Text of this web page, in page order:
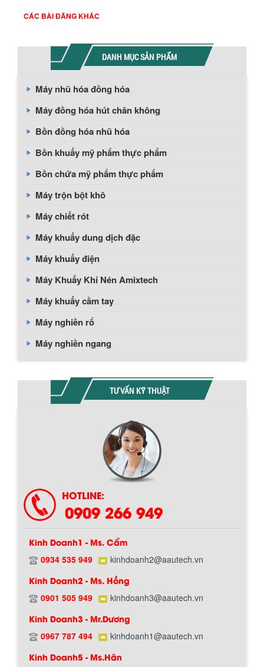
CÁC BÀI ĐĂNG KHÁC
DANH MỤC SẢN PHẨM
Máy nhũ hóa đồng hóa
Máy đồng hóa hút chân không
Bồn đồng hóa nhũ hóa
Bồn khuấy mỹ phẩm thực phẩm
Bồn chứa mỹ phẩm thực phẩm
Máy trộn bột khô
Máy chiết rót
Máy khuấy dung dịch đặc
Máy khuấy điện
Máy Khuấy Khí Nén Amixtech
Máy khuấy cầm tay
Máy nghiền rổ
Máy nghiền ngang
TƯ VẤN KỸ THUẬT
HOTLINE:
0909 266 949
Kinh Doanh1 - Ms. Cẩm
0934 535 949 kinhdoanh2@aautech.vn
Kinh Doanh2 - Ms. Hồng
0901 505 949 kinhdoanh3@aautech.vn
Kinh Doanh3 - Mr.Dương
0967 787 494 kinhdoanh1@aautech.vn
Kinh Doanh5 - Ms.Hân
Chính sách giao hàng
Hướng dẫn thanh toán mua hàng